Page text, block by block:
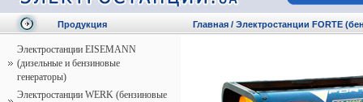
Продукция
Электростанции EISEMANN
(дизельные и бензиновые
генераторы)
Электростанции WERK (бензиновые
Главная / Электростанции FORTE